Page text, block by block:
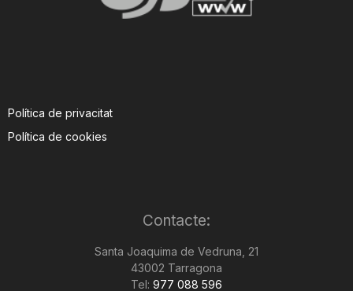
Política de privacitat
Política de cookies
Contacte:
Santa Joaquima de Vedruna, 21
43002 Tarragona
Tel: 977 088 596